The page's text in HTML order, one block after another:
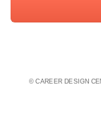
© CAREER DESIGN